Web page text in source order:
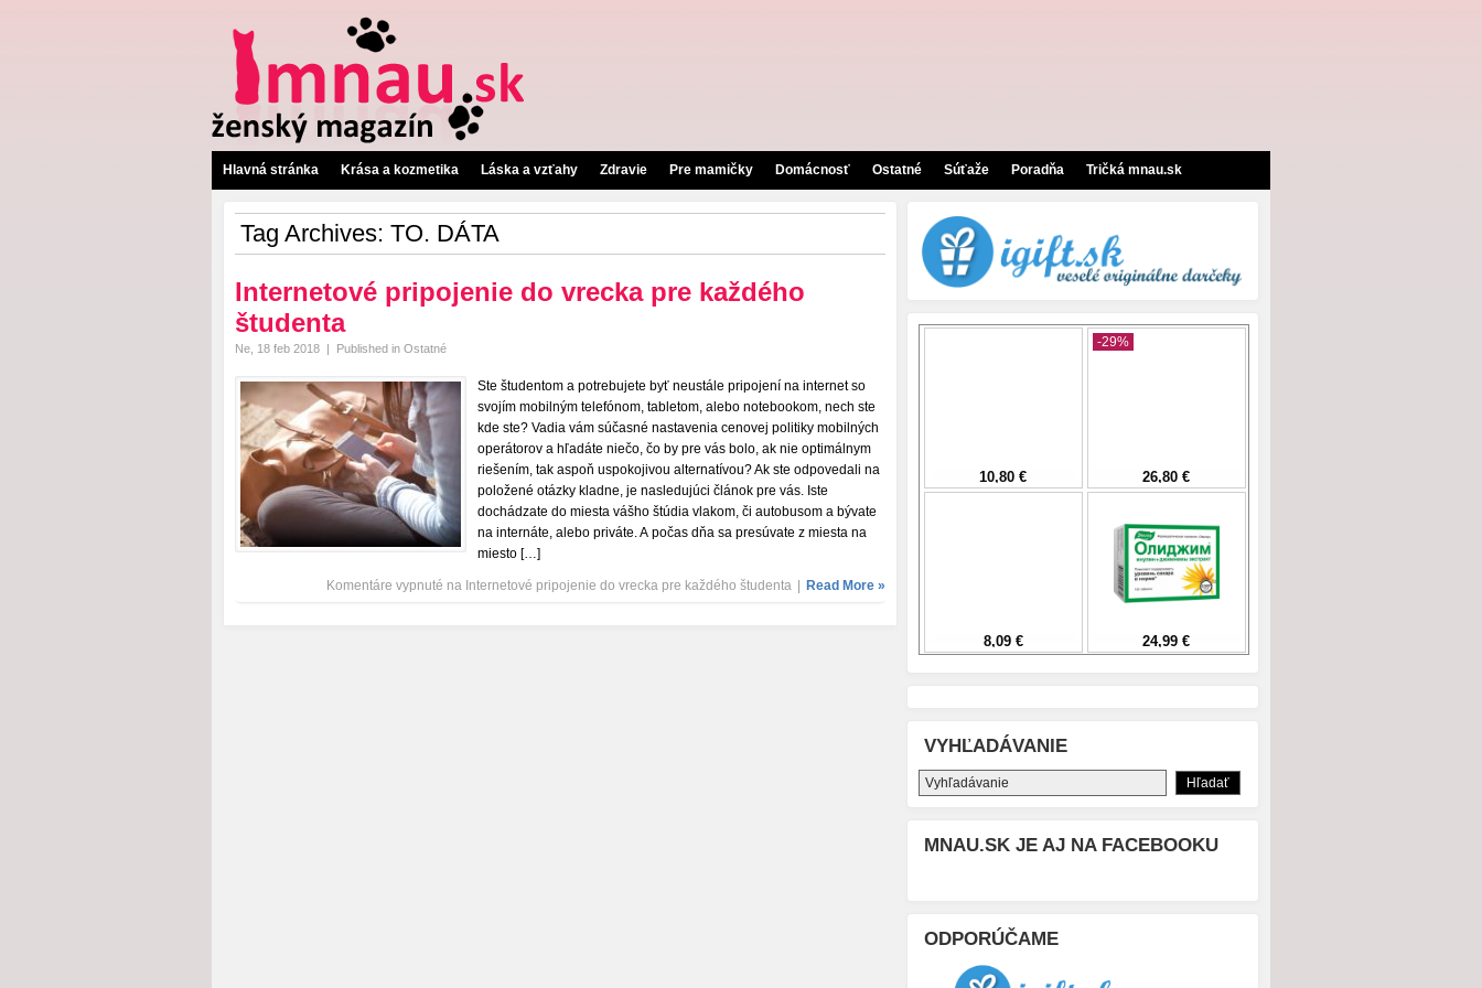
Hlavná stránka Krása a kozmetika Láska a vzťahy Zdravie Pre mamičky Domácnosť Ostatné Súťaže Poradňa Tričká mnau.sk
Tag Archives: TO. DÁTA
Internetové pripojenie do vrecka pre každého
študenta
Ne, 18 feb 2018 | Published in Ostatné
Ste študentom a potrebujete byť neustále pripojení na internet so
svojím mobilným telefónom, tabletom, alebo notebookom, nech ste
kde ste? Vadia vám súčasné nastavenia cenovej politiky mobilných
operátorov a hľadáte niečo, čo by pre vás bolo, ak nie optimálnym
riešením, tak aspoň uspokojivou alternatívou? Ak ste odpovedali na
položené otázky kladne, je nasledujúci článok pre vás. Iste
dochádzate do miesta vášho štúdia vlakom, či autobusom a bývate
na internáte, alebo priváte. A počas dňa sa presúvate z miesta na
miesto […]
Komentáre vypnuté na Internetové pripojenie do vrecka pre každého študenta Read More »
VYHĽADÁVANIE
MNAU.SK JE AJ NA FACEBOOKU
ODPORÚČAME